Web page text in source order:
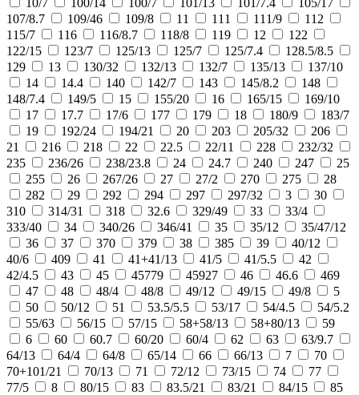
107/8.7
109/46 109/8 11 111 111/9
112
115/7
116 116/8.7 118/8 119 12
122
122/15
123/7 125/13 125/7 125/7.4
128.5/8.5
129
13 130/32 132/13 132/7 135/13
137/10
14
14.4 140 142/7 143 145/8.2
148
148/7.4
149/5 15 155/20 16 165/15
169/10
17
17.7 17/6 177 179 18 180/9
183/7
19
192/24 194/21 20 203 205/32
206
21
216 218 22 22.5 22/11 228
232/32
235
236/26 238/23.8 24 24.7 240 247
25
255
26 267/26 27 27/2 270 275
28
282
29 292 294 297 297/32 3
30
310
314/31 318 32.6 329/49 33
33/4
333/40
34 340/26 346/41 35 35/12
35/47/12
36
37 370 379 38 385 39
40/12
40/6
409 41 41+41/13 41/5 41/5.5
42
42/4.5
43 45 45779 45927 46 46.6
469
47
48 48/4 48/8 49/12 49/15 49/8
5
50
50/12 51 53.5/5.5 53/17 54/4.5
54/5.2
55/63
56/15 57/15 58+58/13 58+80/13
59
6
60 60.7 60/20 60/4 62 63
63/9.7
64/13
64/4 64/8 65/14 66 66/13 7
70
70+101/21
70/13 71 72/12 73/15 74
77
77/5
8 80/15 83 83.5/21 83/21 84/15
85